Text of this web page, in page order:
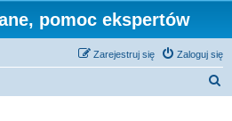
pomoc ekspertów
Zaloguj się
Zarejestruj się